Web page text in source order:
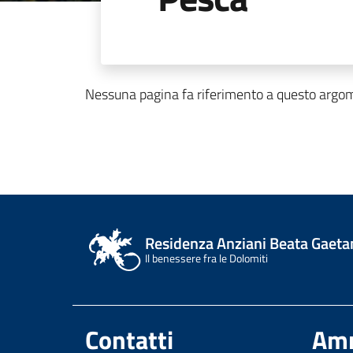
Nessuna pagina fa riferimento a questo
Residenza Anziani Beata
Il benessere fra le Dolomiti
Contatti